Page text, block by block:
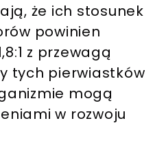
że ich stosunek
powinien
z przewagą
tych pierwiastków
mogą
w rozwoju